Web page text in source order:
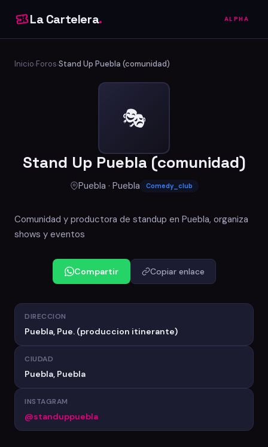
La Cartelera. ALPHA
Inicio›Foros›Stand Up Puebla (comunidad)
🎭
Stand Up Puebla (comunidad)
Puebla · Puebla Comedy_club
Comunidad y productora de standup en Puebla, organiza
shows y eventos
Compartir Copiar enlace
DIRECCION
Puebla, Pue. (produccion itinerante)
CIUDAD
Puebla, Puebla
INSTAGRAM
@standuppuebla